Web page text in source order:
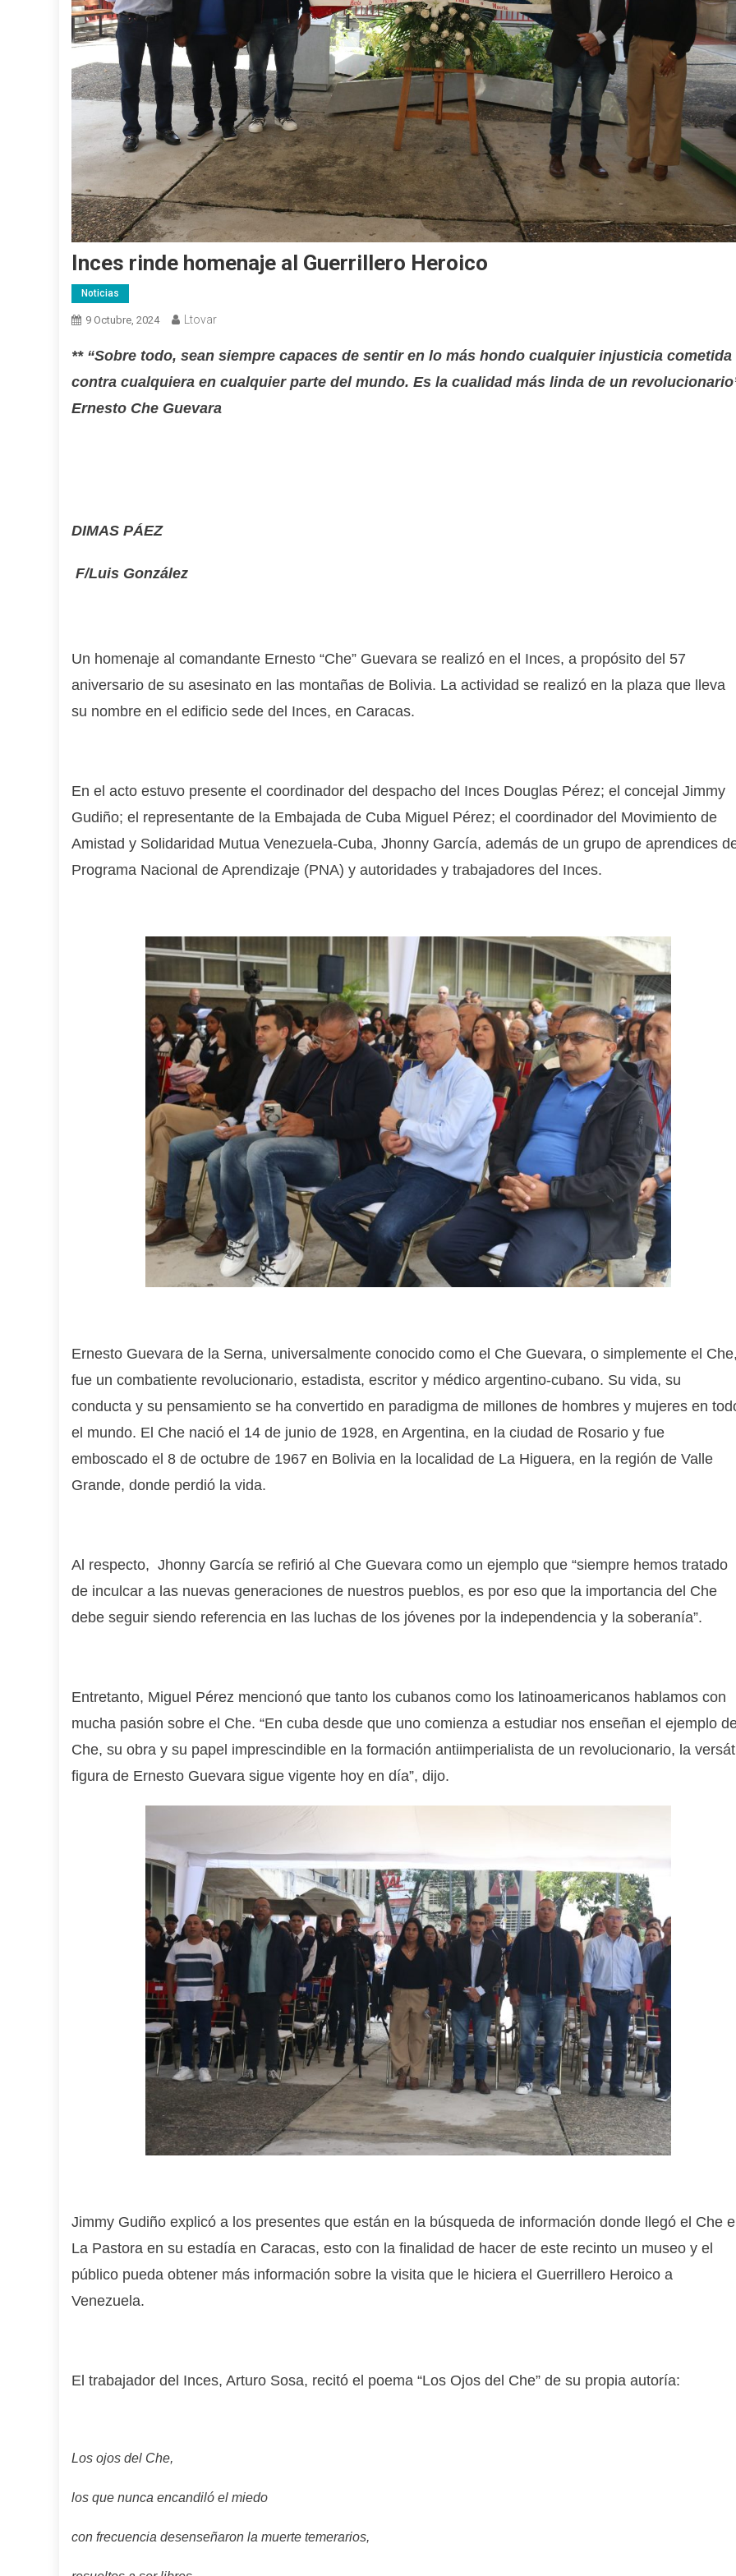
Inces rinde homenaje al Guerrillero Heroico
Noticias
9 Octubre, 2024 Ltovar
** “Sobre todo, sean siempre capaces de sentir en lo más hondo cualquier injusticia cometida
contra cualquiera en cualquier parte del mundo. Es la cualidad más linda de un
Ernesto Che Guevara
DIMAS PÁEZ
F/Luis González
Un homenaje al comandante Ernesto “Che” Guevara se realizó en el Inces, a propósito del 57
aniversario de su asesinato en las montañas de Bolivia. La actividad se realizó en la plaza que lleva
su nombre en el edificio sede del Inces, en Caracas.
En el acto estuvo presente el coordinador del despacho del Inces Douglas Pérez; el concejal Jimmy
Gudiño; el representante de la Embajada de Cuba Miguel Pérez; el coordinador del Movimiento de
Amistad y Solidaridad Mutua Venezuela-Cuba, Jhonny García, además de un grupo de aprendices
Programa Nacional de Aprendizaje (PNA) y autoridades y trabajadores del Inces.
Ernesto Guevara de la Serna, universalmente conocido como el Che Guevara, o simplemente el
fue un combatiente revolucionario, estadista, escritor y médico argentino-cubano. Su vida, su
conducta y su pensamiento se ha convertido en paradigma de millones de hombres y mujeres en
el mundo. El Che nació el 14 de junio de 1928, en Argentina, en la ciudad de Rosario y fue
emboscado el 8 de octubre de 1967 en Bolivia en la localidad de La Higuera, en la región de Valle
Grande, donde perdió la vida.
Al respecto, Jhonny García se refirió al Che Guevara como un ejemplo que “siempre hemos tratado
de inculcar a las nuevas generaciones de nuestros pueblos, es por eso que la importancia del Che
debe seguir siendo referencia en las luchas de los jóvenes por la independencia y la soberanía”.
Entretanto, Miguel Pérez mencionó que tanto los cubanos como los latinoamericanos hablamos con
mucha pasión sobre el Che. “En cuba desde que uno comienza a estudiar nos enseñan el ejemplo
Che, su obra y su papel imprescindible en la formación antiimperialista de un revolucionario, la
figura de Ernesto Guevara sigue vigente hoy en día”, dijo.
Jimmy Gudiño explicó a los presentes que están en la búsqueda de información donde llegó el Che
La Pastora en su estadía en Caracas, esto con la finalidad de hacer de este recinto un museo y el
público pueda obtener más información sobre la visita que le hiciera el Guerrillero Heroico a
Venezuela.
El trabajador del Inces, Arturo Sosa, recitó el poema “Los Ojos del Che” de su propia autoría:
Los ojos del Che,
los que nunca encandiló el miedo
con frecuencia desenseñaron la muerte temerarios,